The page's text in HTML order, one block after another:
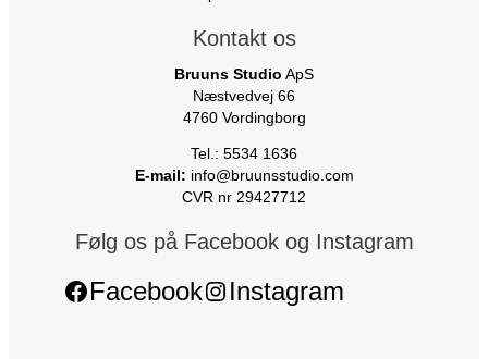
Kontakt os
Bruuns Studio ApS
Næstvedvej 66
4760 Vordingborg
Tel.: 5534 1636
E-mail: info@bruunsstudio.com
CVR nr 29427712
Følg os på Facebook og Instagram
Facebook Instagram